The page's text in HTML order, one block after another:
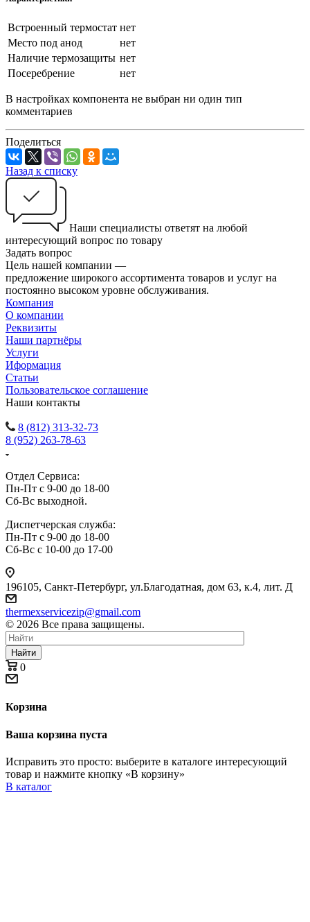
Встроенный термостат нет
Место под анод
нет
Наличие термозащиты нет
Посеребрение
нет
В настройках компонента не выбран ни один тип
комментариев
Поделиться
Назад к списку
Наши специалисты ответят на любой
интересующий вопрос по товару
Задать вопрос
Цель нашей компании —
предложение широкого ассортимента товаров и услуг на
постоянно высоком уровне обслуживания.
Компания
О компании
Реквизиты
Наши партнёры
Услуги
Иформация
Статьи
Пользовательское соглашение
Наши контакты
8 (812) 313-32-73
8 (952) 263-78-63
Отдел Сервиса:
Пн-Пт с 9-00 до 18-00
Сб-Вс выходной.
Диспетчерская служба:
Пн-Пт с 9-00 до 18-00
Сб-Вс с 10-00 до 17-00
196105, Санкт-Петербург, ул.Благодатная, дом 63, к.4, лит. Д
thermexservicezip@gmail.com
© 2026 Все права защищены.
Найти
0
Корзина
Ваша корзина пуста
Исправить это просто: выберите в каталоге интересующий
товар и нажмите кнопку «В корзину»
В каталог